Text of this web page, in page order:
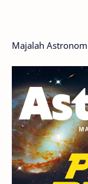
Planet Kerdil
Berita
Rasi Bintang
GBT 2018
Majalah